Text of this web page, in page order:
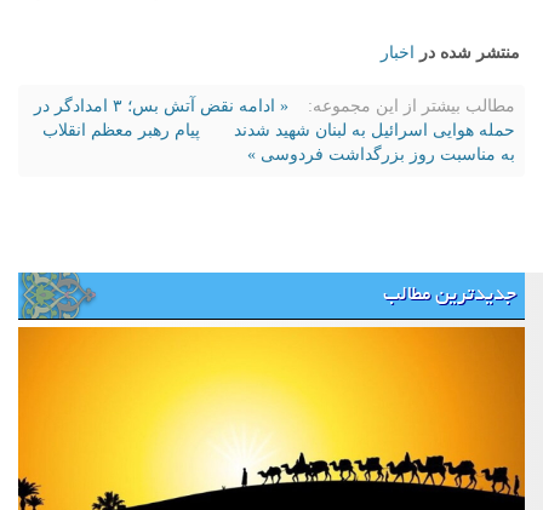
منتشر شده در اخبار
مطالب بیشتر از این مجموعه:
« ادامه نقض آتش بس؛ ۳ امدادگر در
حمله هوایی اسرائیل به لبنان شهید شدند
پیام رهبر معظم انقلاب
به مناسبت روز بزرگداشت فردوسی »
جدیدترین مطالب